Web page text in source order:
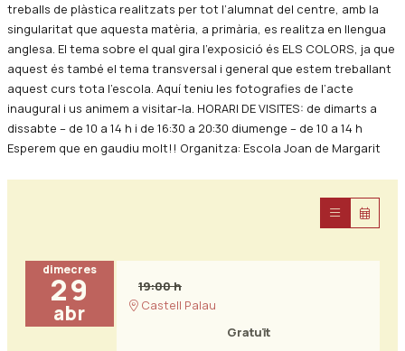
treballs de plàstica realitzats per tot l’alumnat del centre, amb la
singularitat que aquesta matèria, a primària, es realitza en llengua
anglesa. El tema sobre el qual gira l’exposició és ELS COLORS, ja que
aquest és també el tema transversal i general que estem treballant
aquest curs tota l’escola. Aquí teniu les fotografies de l’acte
inaugural i us animem a visitar-la. HORARI DE VISITES: de dimarts a
dissabte – de 10 a 14 h i de 16:30 a 20:30 diumenge – de 10 a 14 h
Esperem que en gaudiu molt!! Organitza: Escola Joan de Margarit
dimecres
29
abr
19:00 h
Castell Palau
Gratuït